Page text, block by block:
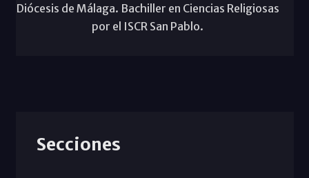
Diócesis de Málaga. Bachiller en Ciencias Religiosas
por el ISCR San Pablo.
Secciones